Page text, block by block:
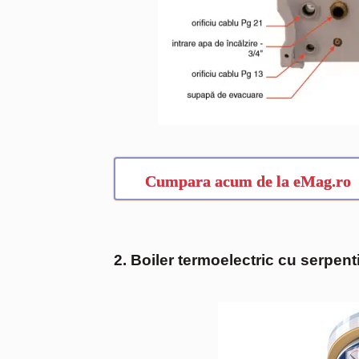
Cumpara acum de la eMag.ro
2. Boiler termoelectric cu